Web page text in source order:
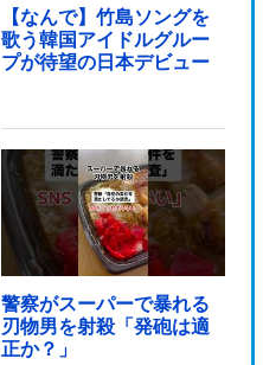
【なんで】竹島ソングを
歌う韓国アイドルグルー
プが待望の日本デビュー
警察がスーパーで暴れる
刃物男を射殺「発砲は適
正か？」